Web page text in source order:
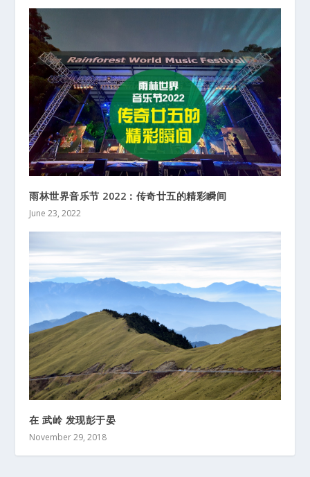
雨林世界音乐节 2022：传奇廿五的精彩瞬间
June 23, 2022
在 武岭 发现彭于晏
November 29, 2018